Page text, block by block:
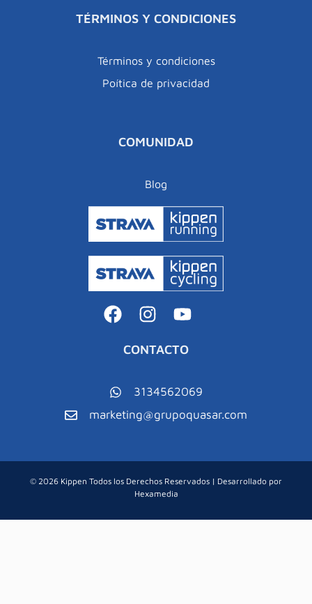
TÉRMINOS Y CONDICIONES
Términos y condiciones
Poítica de privacidad
COMUNIDAD
Blog
CONTACTO
3134562069
marketing@grupoquasar.com
© 2026 Kippen Todos los Derechos Reservados | Desarrollado por
Hexamedia